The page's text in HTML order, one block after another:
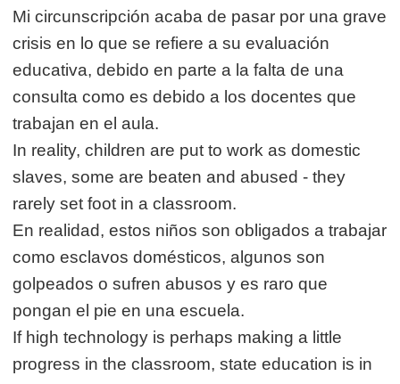
Mi circunscripción acaba de pasar por una grave
crisis en lo que se refiere a su evaluación
educativa, debido en parte a la falta de una
consulta como es debido a los docentes que
trabajan en el aula.
In reality, children are put to work as domestic
slaves, some are beaten and abused - they
rarely set foot in a classroom.
En realidad, estos niños son obligados a trabajar
como esclavos domésticos, algunos son
golpeados o sufren abusos y es raro que
pongan el pie en una escuela.
If high technology is perhaps making a little
progress in the classroom, state education is in